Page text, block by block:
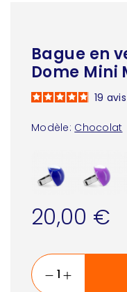
Bague en
Dome Mini
Modèle: Chocolat
19 avis
20,00 €